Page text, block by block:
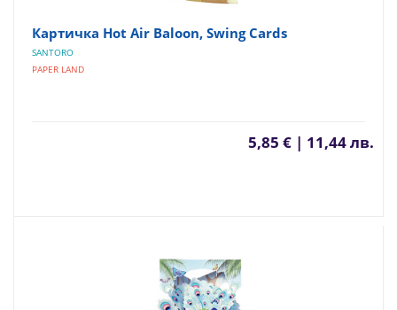
Картичка Hot Air Baloon, Swing Cards
SANTORO
PAPER LAND
5,85 € | 11,44 лв.